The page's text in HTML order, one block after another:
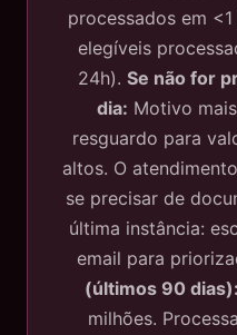
processados em
elegíveis
24h). Se não for
dia: Motivo
resguardo para
altos. O
se precisar de
última instância:
email para
(últimos 90 dias):
milhões.